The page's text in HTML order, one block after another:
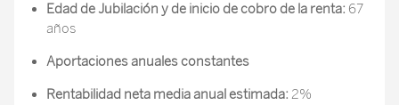
Edad de Jubilación y de inicio de cobro de la renta: 67
años
Aportaciones anuales constantes
Rentabilidad neta media anual estimada: 2%